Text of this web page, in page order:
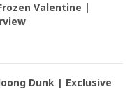
Valentine |
Dunk | Exclusive